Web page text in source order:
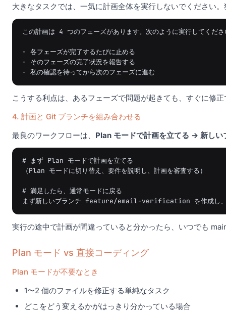
大きなタスクでは、一気に計画全体を実行しないでください
この計画は 4 つのフェーズがあります。次のように実行してくださ
- 各フェーズが完了するたびに止める
- そのフェーズの完了状況を報告する
こうする利点は、あるフェーズで問題が起きても、すぐに修
4. 計画と Git ブランチを組み合わせる
最良のワークフローは、 Plan モードで計画を立てる → 新し
# まず Plan モードで計画を立てる
（Plan モードに切り替え、要件を説明し、計画を審査する）
# 満足したら、通常モードに戻る
実行の途中で計画が間違っていると分かったら、いつでも
Plan モード vs 直接コーディング
Plan モードが不要なとき
1〜2 個のファイルを修正する単純なタスク
どこをどう変えるかがはっきり分かっている場合